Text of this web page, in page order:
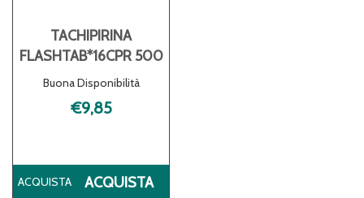
TACHIPIRINA
FLASHTAB*16CPR 500
Buona Disponibilità
€9,85
ACQUISTA